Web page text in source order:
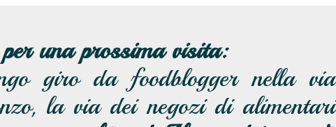
una prossima visita:
giro da foodblogger nella via
la via dei negozi di alimentari